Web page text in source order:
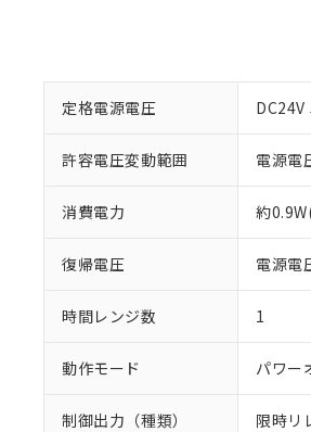
定格電源電圧
許容電圧変動範囲 電源電
消費電力 約
復帰電圧 電源電
時間レンジ数 1
動作モード パワー
制御出力（種類） 限時リ